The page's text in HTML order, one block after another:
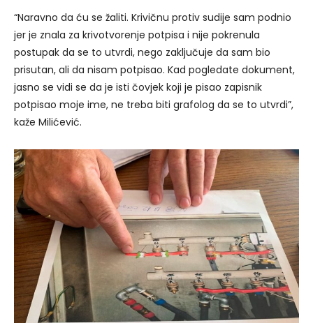
“Naravno da ću se žaliti. Krivičnu protiv sudije sam podnio
jer je znala za krivotvorenje potpisa i nije pokrenula
postupak da se to utvrdi, nego zaključuje da sam bio
prisutan, ali da nisam potpisao. Kad pogledate dokument,
jasno se vidi se da je isti čovjek koji je pisao zapisnik
potpisao moje ime, ne treba biti grafolog da se to utvrdi”,
kaže Milićević.